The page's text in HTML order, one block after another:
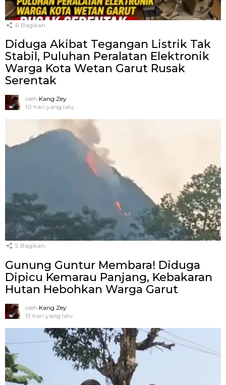
6 Bagikan
Diduga Akibat Tegangan Listrik Tak
Stabil, Puluhan Peralatan Elektronik
Warga Kota Wetan Garut Rusak
Serentak
oleh Kang Zey
10 hari yang lalu
5 Bagikan
Gunung Guntur Membara! Diduga
Dipicu Kemarau Panjang, Kebakaran
Hutan Hebohkan Warga Garut
oleh Kang Zey
13 hari yang lalu